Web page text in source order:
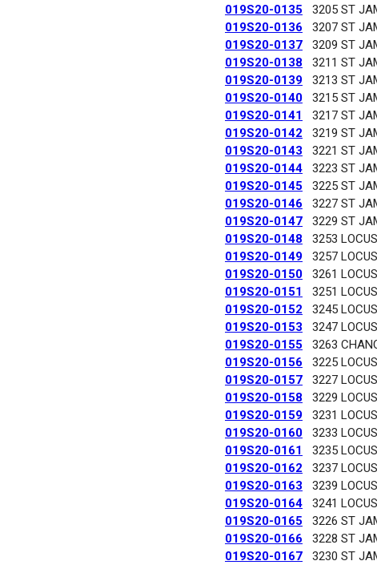
019S20-0135
3205 ST
019S20-0136
3207 ST
019S20-0137
3209 ST
019S20-0138
3211 ST
019S20-0139
3213 ST
019S20-0140
3215 ST
019S20-0141
3217 ST
019S20-0142
3219 ST
019S20-0143
3221 ST
019S20-0144
3223 ST
019S20-0145
3225 ST
019S20-0146
3227 ST
019S20-0147
3229 ST
019S20-0148
3253
019S20-0149
3257
019S20-0150
3261
019S20-0151
3251
019S20-0152
3245
019S20-0153
3247
019S20-0155
3263
019S20-0156
3225
019S20-0157
3227
019S20-0158
3229
019S20-0159
3231
019S20-0160
3233
019S20-0161
3235
019S20-0162
3237
019S20-0163
3239
019S20-0164
3241
019S20-0165
3226 ST
019S20-0166
3228 ST
019S20-0167
3230 ST